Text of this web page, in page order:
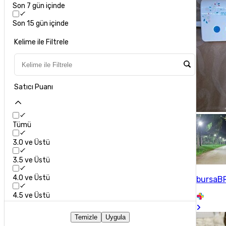
Son 7 gün içinde
Son 15 gün içinde
Kelime ile Filtrele
Satıcı Puanı
Tümü
3.0 ve Üstü
3.5 ve Üstü
4.0 ve Üstü
4.5 ve Üstü
Temizle Uygula